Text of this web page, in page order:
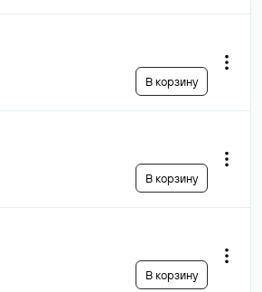
В корзину
В корзину
В корзину